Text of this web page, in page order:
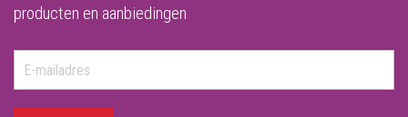
producten en aanbiedingen